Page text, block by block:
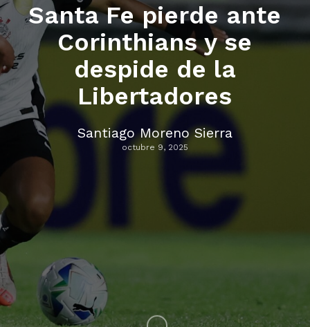
Santa Fe pierde ante
Corinthians y se
despide de la
Libertadores
Santiago Moreno Sierra
octubre 9, 2025